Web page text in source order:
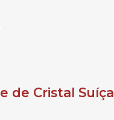
de Cristal Suíça